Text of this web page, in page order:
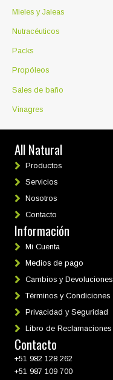
s
Mieles y Jaleas
Nutracéuticos
Packs
Propóleos
Sales de baño
Vinagres
All Natural
Productos
Servicios
Nosotros
Contacto
Información
Mi Cuenta
Medios de pago
Cambios y Devoluciones
Términos y Condiciones
Privacidad y Seguridad
Libro de Reclamaciones
Contacto
+51 982 128 262
+51 987 109 700